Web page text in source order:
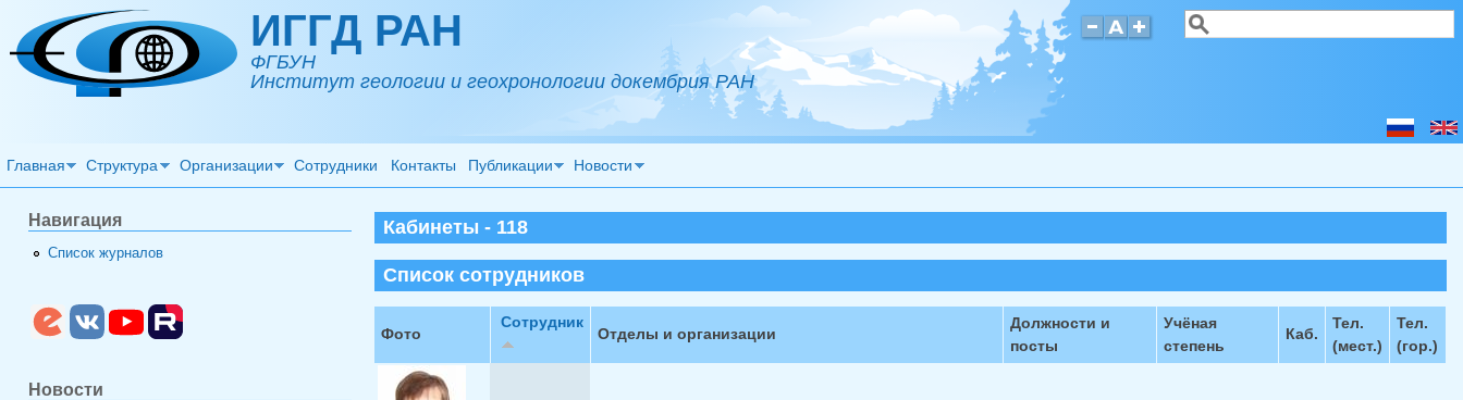
Перейти к основному содержанию ИГГД РАН
ФГБУН
Институт геологии и геохронологии докембрия РАН
Форма поиска
Поиск
Главная Структура Организации Сотрудники Контакты Публикации Новости
Кабинеты - 118
Список сотрудников
Фото
Сотрудник
Отделы и организации
Должности и
посты
Учёная
степень
Каб.
Тел.
(мест.)
Тел.
(гор.)
Навигация
Список журналов
Новости